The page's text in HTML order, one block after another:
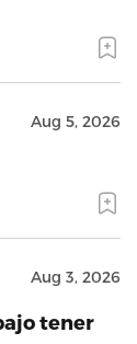
Aug 5, 2026
Aug 3, 2026
tener